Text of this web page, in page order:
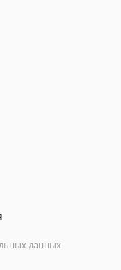
данных